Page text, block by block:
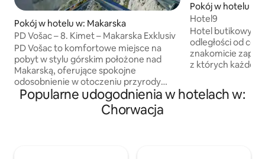
Pokój w hotelu w: Makarska
PD Vošac – 8. Kimet – Makarska Exklusiv
PD Vošac to komfortowe miejsce na
pobyt w stylu górskim położone nad
Makarską, oferujące spokojne
odosobnienie w otoczeniu przyrody
i z oszałamiającym panoramicznym
widokiem na morze. Idealne miejsce dla
gości, którzy szukają relaksu z dala od
Pokój w hotelu w:
Hotel9
Hotel butikowy
odległości od
znakomicie
z których każde
prawdziwym
wyrafinowania
Popularne udogodnienia w hotelach w:
Chorwacja